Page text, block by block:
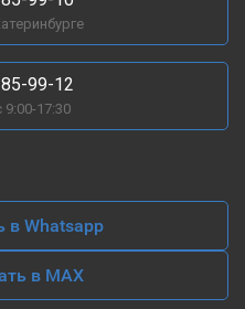
99-12
9:00-17:30
в Whatsapp
в MAX